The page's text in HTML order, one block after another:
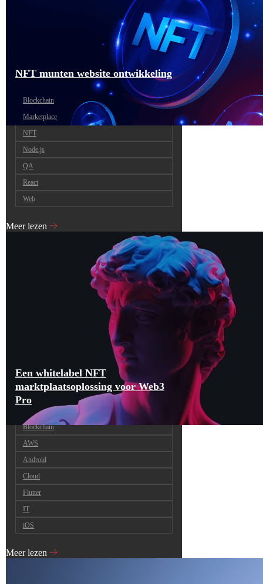
NFT munten website ontwikkeling
Blockchain
Marketplace
NFT
Node.js
QA
React
Web
Meer lezen
Een whitelabel NFT
marktplaatsoplossing voor Web3
Pro
Blockchain
AWS
Android
Cloud
Flutter
IT
iOS
Meer lezen